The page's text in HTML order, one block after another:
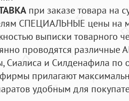
при заказе товара на
СПЕЦИАЛЬНЫЕ цены на
выписки товарного
проводятся
Сиалиса и Силденафила по
прилагают
удобным для